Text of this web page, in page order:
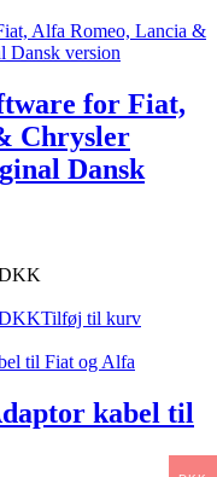
for Fiat,
Chrysler
Dansk
Tilføj til kurv
kabel til